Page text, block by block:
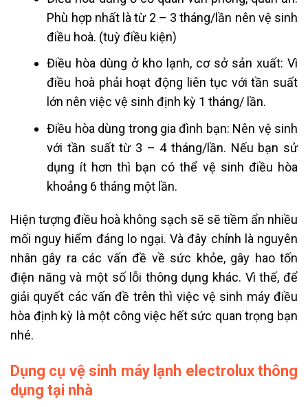
Phù hợp nhất là từ 2 – 3 tháng/lần nên vệ sinh
điều hoà. (tuỳ điều kiện)
Điều hòa dùng ở kho lạnh, cơ sở sản xuất: Vì
điều hoà phải hoạt động liên tục với tần suất
lớn nên việc vệ sinh định kỳ 1 tháng/ lần.
Điều hòa dùng trong gia đình bạn: Nên vệ sinh
với tần suất từ 3 – 4 tháng/lần. Nếu bạn sử
dụng ít hơn thì bạn có thể vệ sinh điều hòa
khoảng 6 tháng một lần.
Hiện tượng điều hoà không sạch sẽ sẽ tiềm ẩn nhiều
mối nguy hiểm đáng lo ngại. Và đây chính là nguyên
nhân gây ra các vấn đề về sức khỏe, gây hao tốn
điện năng và một số lỗi thông dụng khác. Vì thế, để
giải quyết các vấn đề trên thì việc vệ sinh máy điều
hòa định kỳ là một công việc hết sức quan trọng bạn
nhé.
Dụng cụ vệ sinh máy lạnh electrolux thông
dụng tại nhà